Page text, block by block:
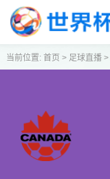
当前位置: 首页 > 足球直播>